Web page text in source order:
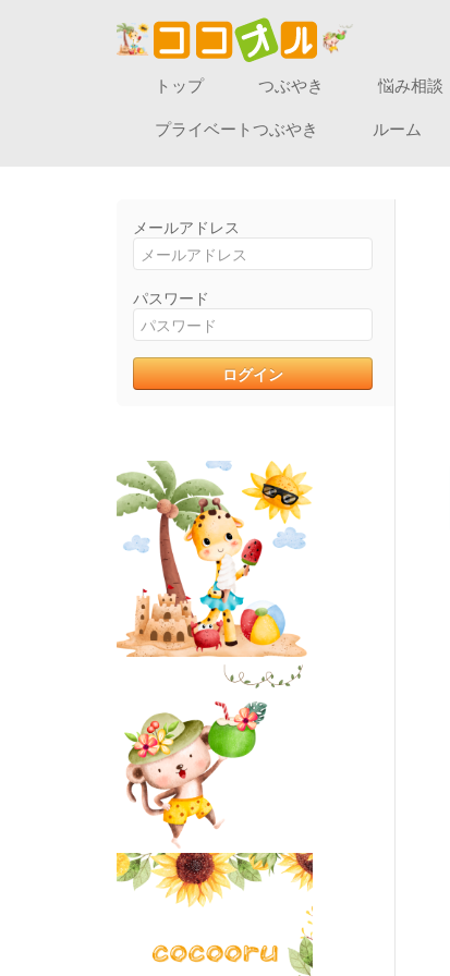
トップ つぶやき 悩み相談
プライベートつぶやき
ルーム
メールアドレス
パスワード